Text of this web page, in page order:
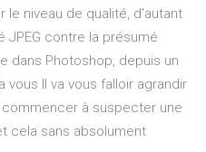
niveau de qualité, d'autant
JPEG contre la présumé
dans Photoshop, depuis un
vous Il va vous falloir agrandir
commencer à suspecter une
cela sans absolument